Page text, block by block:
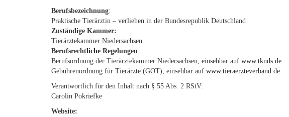
Berufsbezeichnung:
Praktische Tierärztin – verliehen in der Bundesrepublik Deutschland
Zuständige Kammer:
Tierärztekammer Niedersachsen
Berufsrechtliche Regelungen
Berufsordnung der Tierärztekammer Niedersachsen, einsehbar auf www.tknds.de
Gebührenordnung für Tierärzte (GOT), einsehbar auf www.tieraerzteverband.de
Verantwortlich für den Inhalt nach § 55 Abs. 2 RStV:
Carolin Pokriefke
Website: